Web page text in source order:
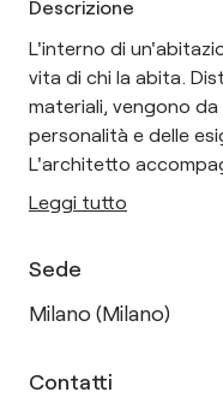
Descrizione
L'interno di
vita di chi la abita.
materiali, vengono da
personalità e delle
L'architetto
Leggi tutto
Sede
Milano (Milano)
Contatti